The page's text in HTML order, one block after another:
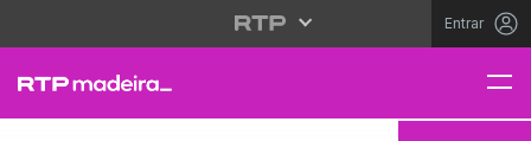
Entrar